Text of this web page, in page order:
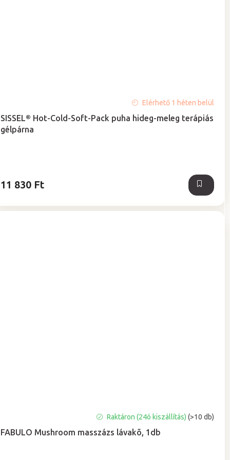
SISSEL® Hot-Cold-Soft-Pack puha hideg-meleg terápiás
gélpárna
átlagos
értékelése
Elérhető 1 héten belül
11 830 Ft
FABULO Mushroom masszázs lávakõ, 1db
átlagos
Raktáron (24ó kiszállítás)(>10 db)